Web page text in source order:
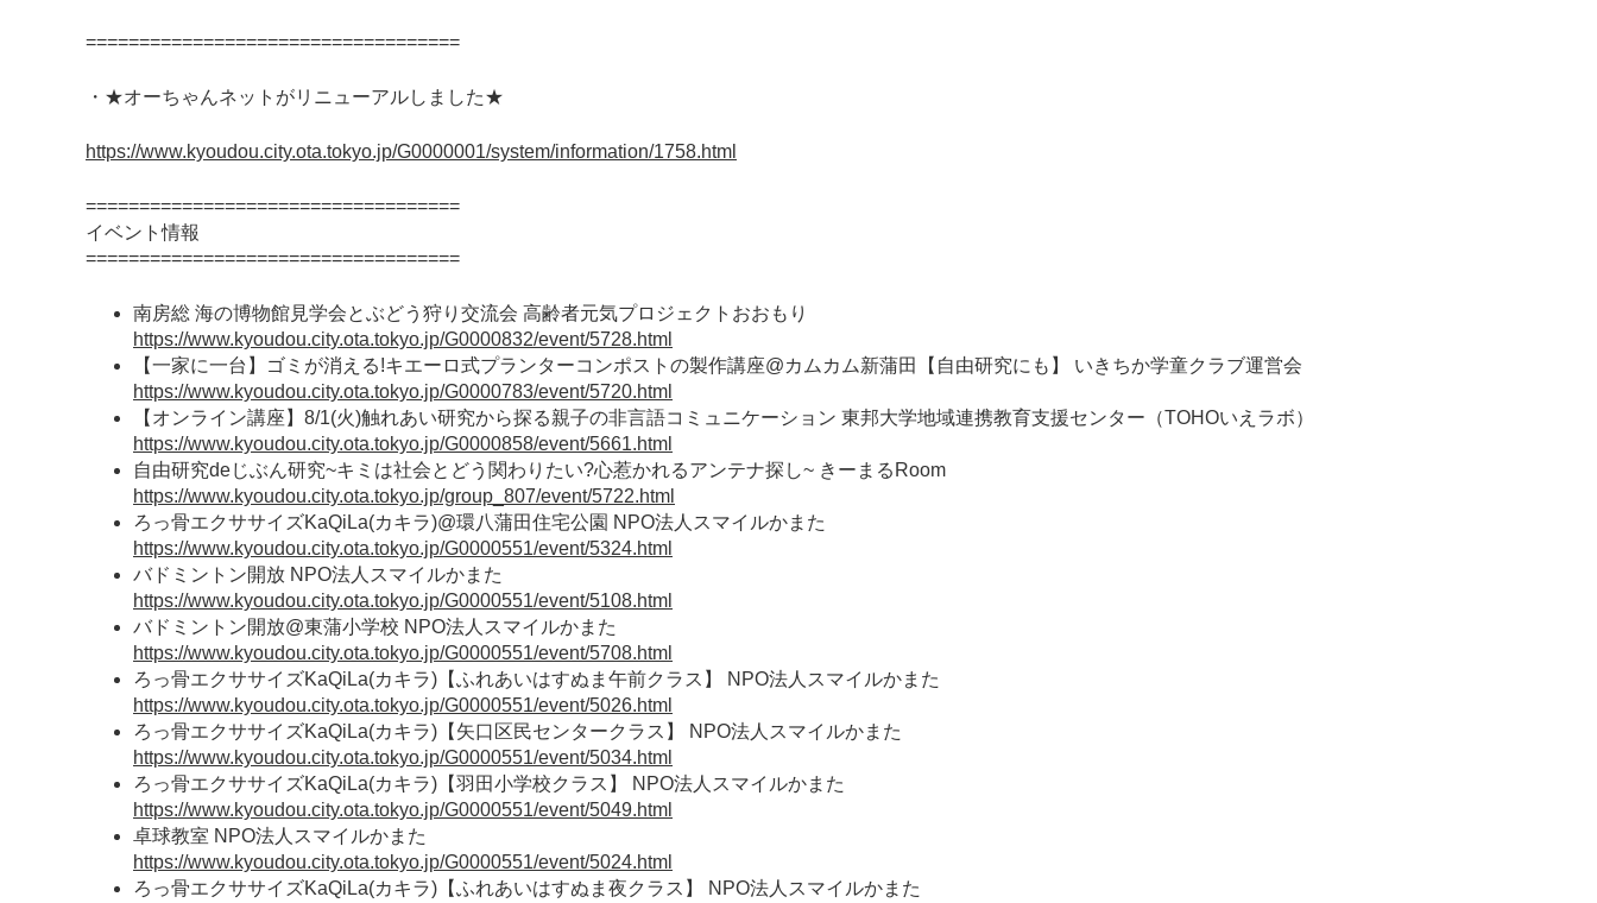
===================================
・★オーちゃんネットがリニューアルしました★
https://www.kyoudou.city.ota.tokyo.jp/G0000001/system/information/1758.html
===================================
イベント情報
===================================
南房総 海の博物館見学会とぶどう狩り交流会 高齢者元気プロジェクトおおもり
https://www.kyoudou.city.ota.tokyo.jp/G0000832/event/5728.html
【一家に一台】ゴミが消える!キエーロ式プランターコンポストの製作講座@カムカム新蒲田【自由研究にも】 いきちか学童クラブ運営会
https://www.kyoudou.city.ota.tokyo.jp/G0000783/event/5720.html
【オンライン講座】8/1(火)触れあい研究から探る親子の非言語コミュニケーション 東邦大学地域連携教育支援センター（TOHOいえラボ）
https://www.kyoudou.city.ota.tokyo.jp/G0000858/event/5661.html
自由研究deじぶん研究~キミは社会とどう関わりたい?心惹かれるアンテナ探し~ きーまるRoom
https://www.kyoudou.city.ota.tokyo.jp/group_807/event/5722.html
ろっ骨エクササイズKaQiLa(カキラ)@環八蒲田住宅公園 NPO法人スマイルかまた
https://www.kyoudou.city.ota.tokyo.jp/G0000551/event/5324.html
バドミントン開放 NPO法人スマイルかまた
https://www.kyoudou.city.ota.tokyo.jp/G0000551/event/5108.html
バドミントン開放@東蒲小学校 NPO法人スマイルかまた
https://www.kyoudou.city.ota.tokyo.jp/G0000551/event/5708.html
ろっ骨エクササイズKaQiLa(カキラ)【ふれあいはすぬま午前クラス】 NPO法人スマイルかまた
https://www.kyoudou.city.ota.tokyo.jp/G0000551/event/5026.html
ろっ骨エクササイズKaQiLa(カキラ)【矢口区民センタークラス】 NPO法人スマイルかまた
https://www.kyoudou.city.ota.tokyo.jp/G0000551/event/5034.html
ろっ骨エクササイズKaQiLa(カキラ)【羽田小学校クラス】 NPO法人スマイルかまた
https://www.kyoudou.city.ota.tokyo.jp/G0000551/event/5049.html
卓球教室 NPO法人スマイルかまた
https://www.kyoudou.city.ota.tokyo.jp/G0000551/event/5024.html
ろっ骨エクササイズKaQiLa(カキラ)【ふれあいはすぬま夜クラス】 NPO法人スマイルかまた